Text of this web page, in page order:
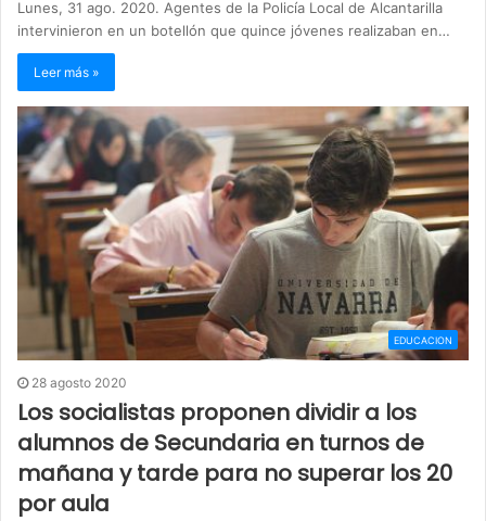
Lunes, 31 ago. 2020. Agentes de la Policía Local de Alcantarilla
intervinieron en un botellón que quince jóvenes realizaban en…
Leer más »
EDUCACION
28 agosto 2020
Los socialistas proponen dividir a los
alumnos de Secundaria en turnos de
mañana y tarde para no superar los 20
por aula